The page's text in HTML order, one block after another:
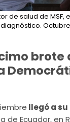
de salud de MSF,
brote
llegó a
de Ecuador, en